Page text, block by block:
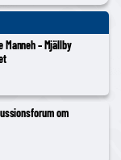
– Mjällby
om